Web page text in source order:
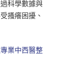
科學數據與
搔癢困擾、
業中西醫整